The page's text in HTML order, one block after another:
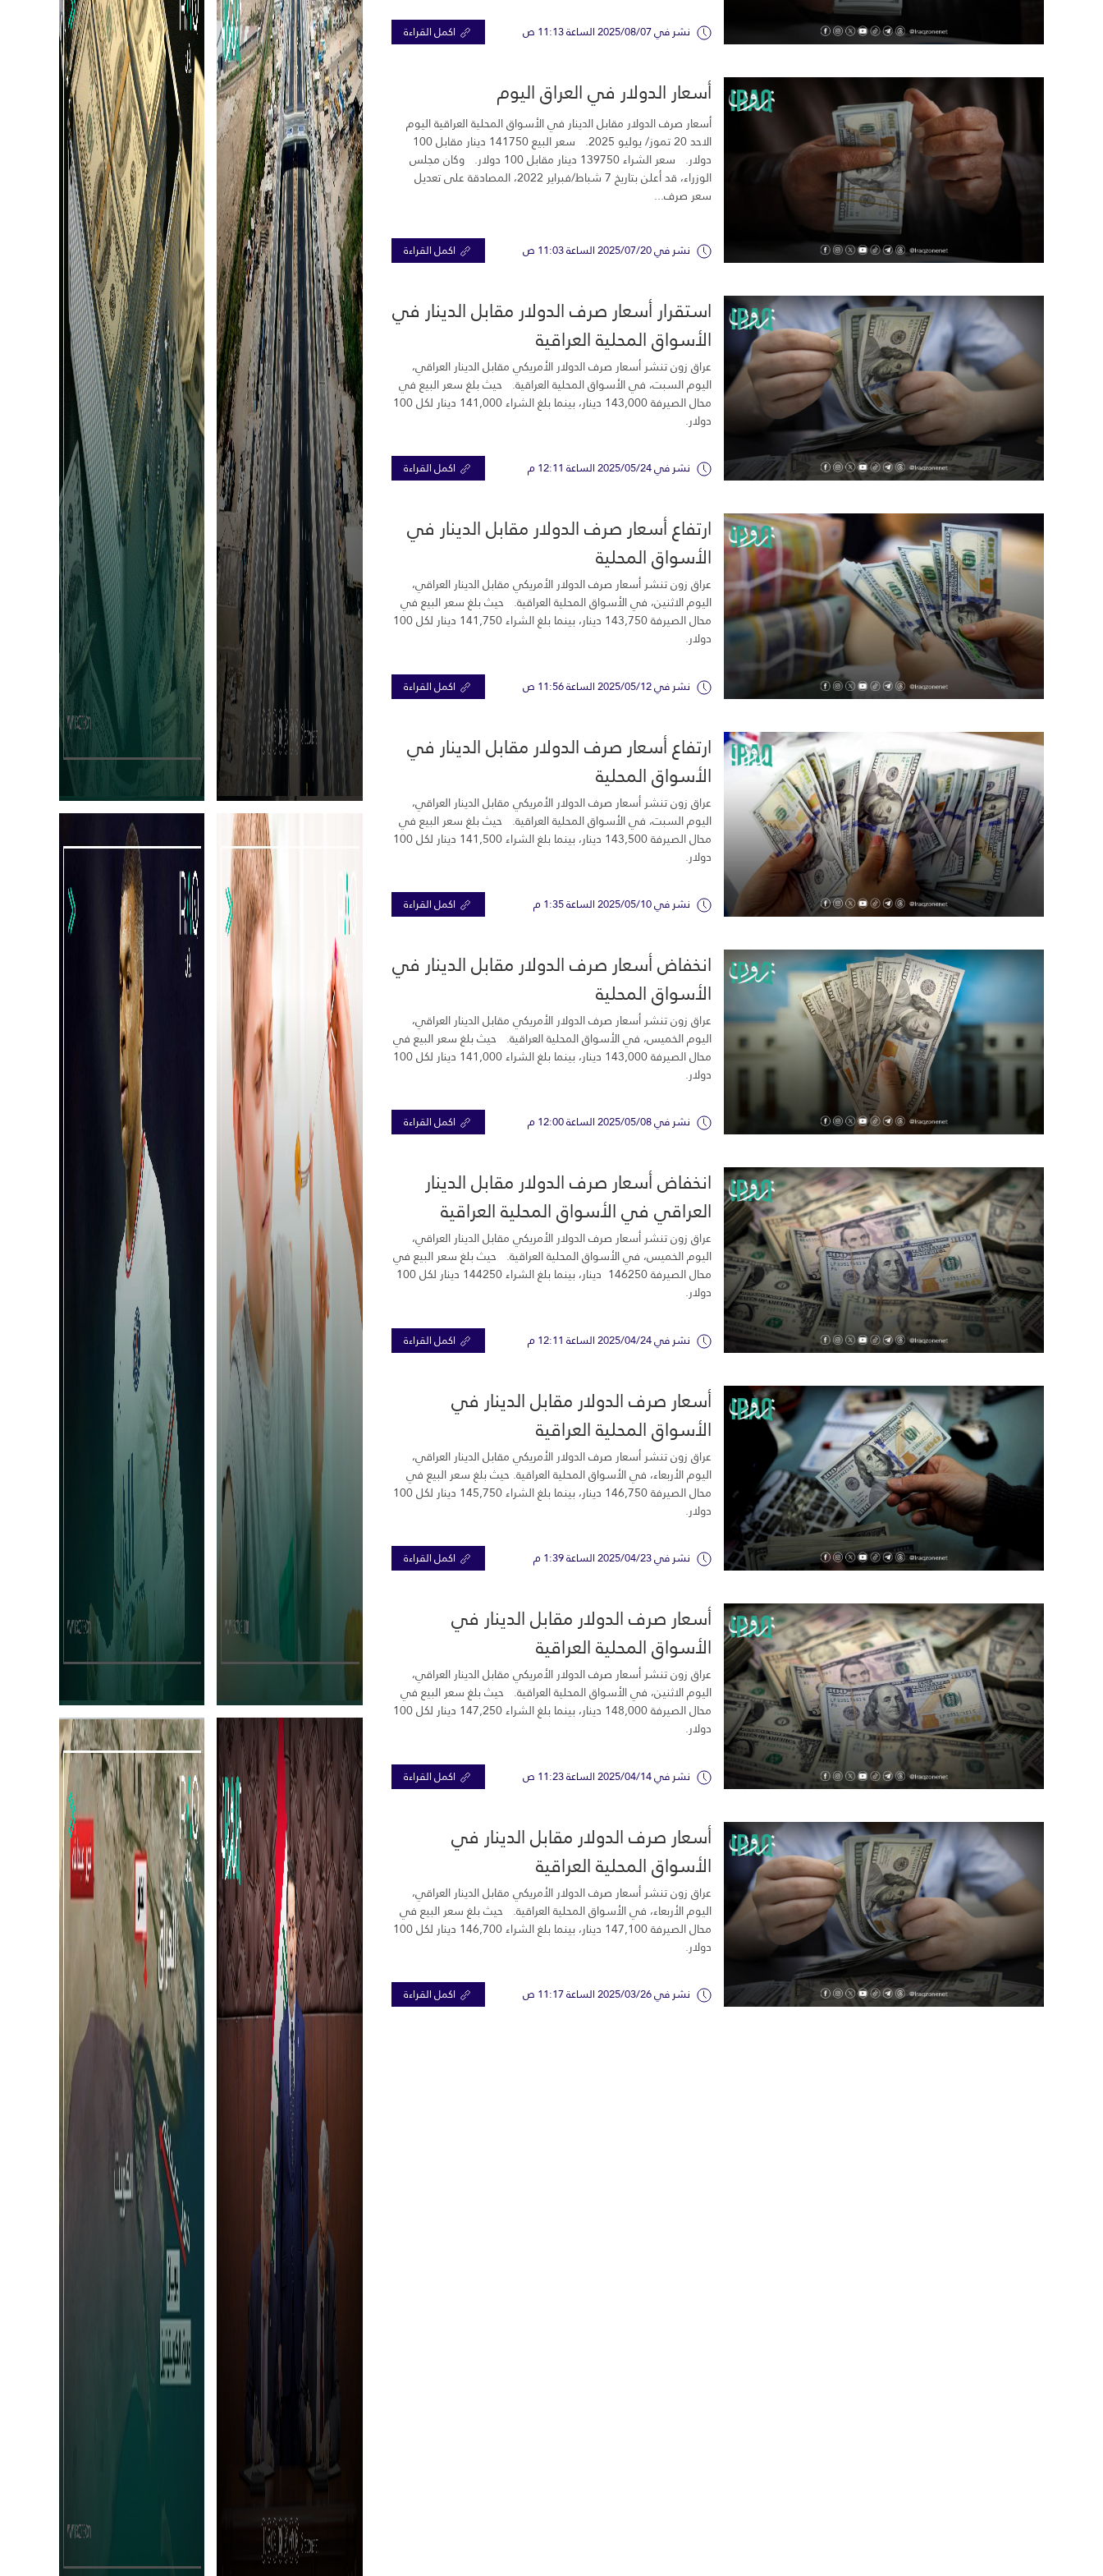
نشر في 2025/08/07 الساعة 11:13 ص اكمل القراءة
أسعار الدولار في العراق اليوم
أسعار صرف الدولار مقابل الدينار في الأسواق المحلية العراقية اليوم
الاحد 20 تموز/ يوليو 2025. سعر البيع 141750 دينار مقابل 100
دولار. سعر الشراء 139750 دينار مقابل 100 دولار. وكان مجلس
الوزراء، قد أعلن بتاريخ 7 شباط/فبراير 2022، المصادقة على تعديل
سعر صرف...
نشر في 2025/07/20 الساعة 11:03 ص اكمل القراءة
استقرار أسعار صرف الدولار مقابل الدينار في
الأسواق المحلية العراقية
عراق زون تنشر أسعار صرف الدولار الأمريكي مقابل الدينار العراقي،
اليوم السبت، في الأسواق المحلية العراقية. حيث بلغ سعر البيع في
محال الصيرفة 143,000 دينار، بينما بلغ الشراء 141,000 دينار لكل 100
دولار.
نشر في 2025/05/24 الساعة 12:11 م اكمل القراءة
ارتفاع أسعار صرف الدولار مقابل الدينار في
الأسواق المحلية
عراق زون تنشر أسعار صرف الدولار الأمريكي مقابل الدينار العراقي،
اليوم الاثنين، في الأسواق المحلية العراقية. حيث بلغ سعر البيع في
محال الصيرفة 143,750 دينار، بينما بلغ الشراء 141,750 دينار لكل 100
دولار.
نشر في 2025/05/12 الساعة 11:56 ص اكمل القراءة
ارتفاع أسعار صرف الدولار مقابل الدينار في
الأسواق المحلية
عراق زون تنشر أسعار صرف الدولار الأمريكي مقابل الدينار العراقي،
اليوم السبت، في الأسواق المحلية العراقية. حيث بلغ سعر البيع في
محال الصيرفة 143,500 دينار، بينما بلغ الشراء 141,500 دينار لكل 100
دولار.
نشر في 2025/05/10 الساعة 1:35 م اكمل القراءة
انخفاض أسعار صرف الدولار مقابل الدينار في
الأسواق المحلية
عراق زون تنشر أسعار صرف الدولار الأمريكي مقابل الدينار العراقي،
اليوم الخميس، في الأسواق المحلية العراقية. حيث بلغ سعر البيع في
محال الصيرفة 143,000 دينار، بينما بلغ الشراء 141,000 دينار لكل 100
دولار.
نشر في 2025/05/08 الساعة 12:00 م اكمل القراءة
انخفاض أسعار صرف الدولار مقابل الدينار
العراقي في الأسواق المحلية العراقية
عراق زون تنشر أسعار صرف الدولار الأمريكي مقابل الدينار العراقي،
اليوم الخميس، في الأسواق المحلية العراقية. حيث بلغ سعر البيع في
محال الصيرفة 146250 دينار، بينما بلغ الشراء 144250 دينار لكل 100
دولار.
نشر في 2025/04/24 الساعة 12:11 م اكمل القراءة
أسعار صرف الدولار مقابل الدينار في
الأسواق المحلية العراقية
عراق زون تنشر أسعار صرف الدولار الأمريكي مقابل الدينار العراقي،
اليوم الأربعاء، في الأسواق المحلية العراقية. حيث بلغ سعر البيع في
محال الصيرفة 146,750 دينار، بينما بلغ الشراء 145,750 دينار لكل 100
دولار.
نشر في 2025/04/23 الساعة 1:39 م اكمل القراءة
أسعار صرف الدولار مقابل الدينار في
الأسواق المحلية العراقية
عراق زون تنشر أسعار صرف الدولار الأمريكي مقابل الدينار العراقي،
اليوم الاثنين، في الأسواق المحلية العراقية. حيث بلغ سعر البيع في
محال الصيرفة 148,000 دينار، بينما بلغ الشراء 147,250 دينار لكل 100
دولار.
نشر في 2025/04/14 الساعة 11:23 ص اكمل القراءة
أسعار صرف الدولار مقابل الدينار في
الأسواق المحلية العراقية
عراق زون تنشر أسعار صرف الدولار الأمريكي مقابل الدينار العراقي،
اليوم الأربعاء، في الأسواق المحلية العراقية. حيث بلغ سعر البيع في
محال الصيرفة 147,100 دينار، بينما بلغ الشراء 146,700 دينار لكل 100
دولار.
نشر في 2025/03/26 الساعة 11:17 ص اكمل القراءة